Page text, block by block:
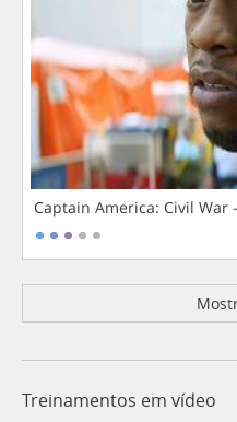
Captain America: Civil War
Treinamentos em vídeo